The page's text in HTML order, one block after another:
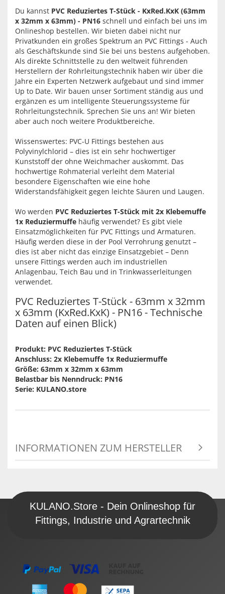
Du kannst PVC Reduziertes T-Stück - KxRed.KxK (63mm
x 32mm x 63mm) - PN16 schnell und einfach bei uns im
Onlineshop bestellen. Wir bieten dabei nicht nur
Privatkunden ein großes Spektrum an PVC Fittings - Auch
als Geschäftskunde sind Sie bei uns bestens aufgehoben.
Als direkte Schnittstelle zu den weltweit führenden
Herstellern der Rohrleitungstechnik haben wir über die
Jahre ein Experten Netzwerk aufgebaut und sind immer
Up to Date. Wir bauen unser Sortiment ständig aus und
ergänzen es um intelligente Steuerungssysteme für
Rohrleitungstechnik. Sprechen Sie uns an! Wir bieten
aber auch noch weitere Produktbereiche.
Wissenswertes: PVC-U Fittings bestehen aus
Polyvinylchlorid – dies ist ein sehr hochwertiger
Kunststoff der ohne Weichmacher auskommt. Das
hochwertige Rohmaterial verleiht dem Material
besondere Eigenschaften wie eine hohe
Widerstandsfähigkeit gegen leichte Säuren und Laugen.
Wo werden PVC Reduziertes T-Stück mit 2x Klebemuffe
1x Reduziermuffe häufig verwendet? Es gibt viele
Einsatzmöglichkeiten für PVC Fittings und Armaturen.
Häufig werden diese in der Pool Verrohrung genutzt –
dies ist aber nicht das einzige Einsatzgebiet – Denn
unsere Fittings werden auch im industriellen
Anlagenbau, Teich Bau und in Trinkwasserleitungen
verwendet.
PVC Reduziertes T-Stück - 63mm x 32mm
x 63mm (KxRed.KxK) - PN16 - Technische
Daten auf einen Blick)
Produkt: PVC Reduziertes T-Stück
Anschluss: 2x Klebemuffe 1x Reduziermuffe
Größe: 63mm x 32mm x 63mm
Belastbar bis Nenndruck: PN16
Serie: KULANO.store
INFORMATIONEN ZUM HERSTELLER
KULANO.Store - Dein Onlineshop für
Fittings, Industrie und Agrartechnik